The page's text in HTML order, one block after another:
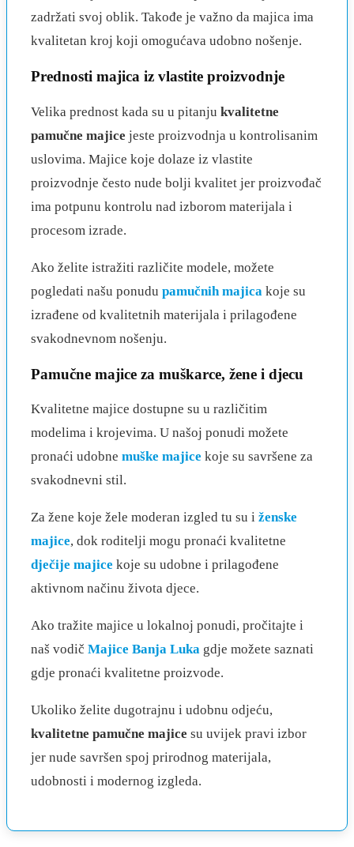
zadržati svoj oblik. Takođe je važno da majica ima
kvalitetan kroj koji omogućava udobno nošenje.
Prednosti majica iz vlastite proizvodnje
Velika prednost kada su u pitanju kvalitetne
pamučne majice jeste proizvodnja u kontrolisanim
uslovima. Majice koje dolaze iz vlastite
proizvodnje često nude bolji kvalitet jer proizvođač
ima potpunu kontrolu nad izborom materijala i
procesom izrade.
Ako želite istražiti različite modele, možete
pogledati našu ponudu pamučnih majica koje su
izrađene od kvalitetnih materijala i prilagođene
svakodnevnom nošenju.
Pamučne majice za muškarce, žene i djecu
Kvalitetne majice dostupne su u različitim
modelima i krojevima. U našoj ponudi možete
pronaći udobne muške majice koje su savršene za
svakodnevni stil.
Za žene koje žele moderan izgled tu su i ženske
majice, dok roditelji mogu pronaći kvalitetne
dječije majice koje su udobne i prilagođene
aktivnom načinu života djece.
Ako tražite majice u lokalnoj ponudi, pročitajte i
naš vodič Majice Banja Luka gdje možete saznati
gdje pronaći kvalitetne proizvode.
Ukoliko želite dugotrajnu i udobnu odjeću,
kvalitetne pamučne majice su uvijek pravi izbor
jer nude savršen spoj prirodnog materijala,
udobnosti i modernog izgleda.